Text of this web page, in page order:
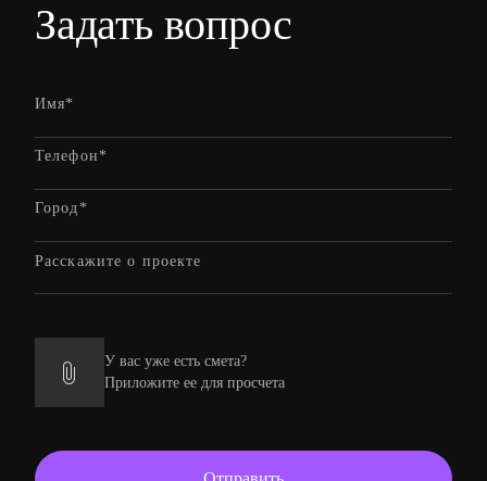
Задать вопрос
У вас уже есть смета?
Приложите ее для просчета